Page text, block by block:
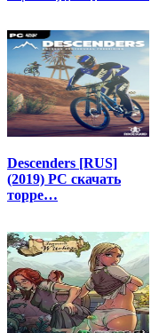
Descenders [RUS]
(2019) PC скачать
торре…